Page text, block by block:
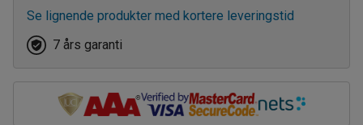
Se lignende produkter med kortere leveringstid
7 års garanti